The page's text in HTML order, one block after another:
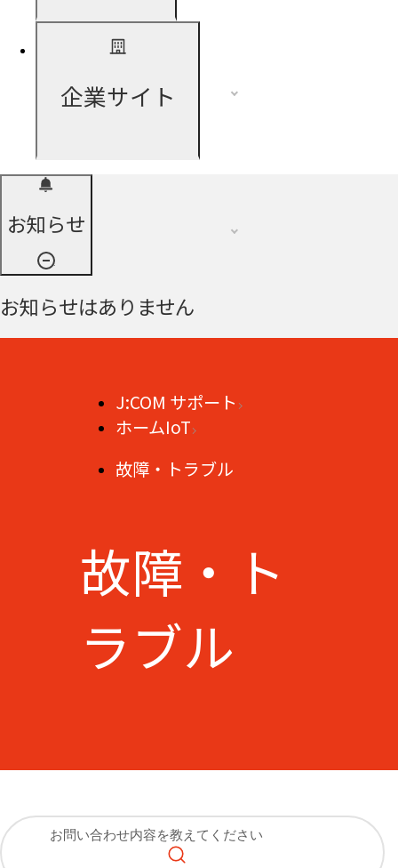
企業サイト
お知らせ
お知らせはありません
J:COM サポート
ホームIoT
故障・トラブル
故障・ト
ラブル